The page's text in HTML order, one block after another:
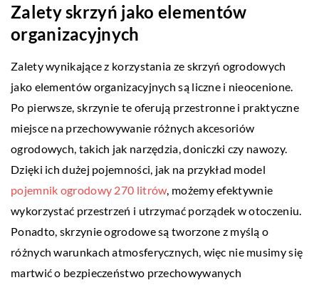
Zalety skrzyń jako elementów
organizacyjnych
Zalety wynikające z korzystania ze skrzyń ogrodowych
jako elementów organizacyjnych są liczne i nieocenione.
Po pierwsze, skrzynie te oferują przestronne i praktyczne
miejsce na przechowywanie różnych akcesoriów
ogrodowych, takich jak narzędzia, doniczki czy nawozy.
Dzięki ich dużej pojemności, jak na przykład model
pojemnik ogrodowy 270 litrów , możemy efektywnie
wykorzystać przestrzeń i utrzymać porządek w otoczeniu.
Ponadto, skrzynie ogrodowe są tworzone z myślą o
różnych warunkach atmosferycznych, więc nie musimy się
martwić o bezpieczeństwo przechowywanych